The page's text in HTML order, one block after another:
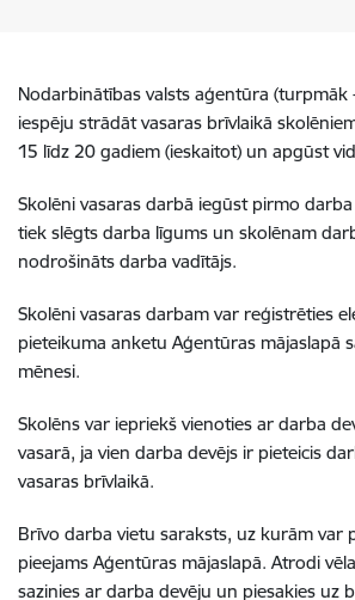
Nodarbinātības valsts aģentūra (turpmāk
iespēju strādāt vasaras brīvlaikā
15 līdz 20 gadiem (ieskaitot) un apgūst
Skolēni vasaras darbā iegūst pirmo
tiek slēgts darba līgums un skolēnam
nodrošināts darba vadītājs.
Skolēni vasaras darbam var reģistrēties
pieteikuma anketu Aģentūras mājaslapā
mēnesi.
Skolēns var iepriekš vienoties ar darba
vasarā, ja vien darba devējs ir pieteicis
vasaras brīvlaikā.
Brīvo darba vietu saraksts, uz kurām var
pieejams Aģentūras mājaslapā. Atrodi
sazinies ar darba devēju un piesakies uz